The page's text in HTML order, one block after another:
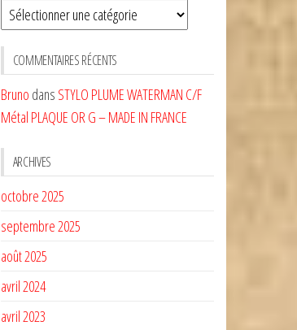
Sélectionnez
une
CATÉGORIE
COMMENTAIRES RÉCENTS
Bruno dans STYLO PLUME WATERMAN C/F
Métal PLAQUE OR G – MADE IN FRANCE
ARCHIVES
octobre 2025
septembre 2025
août 2025
avril 2024
avril 2023